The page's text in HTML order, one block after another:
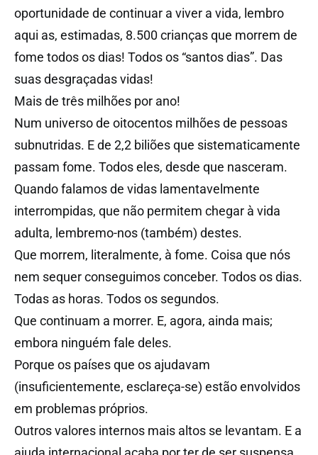
oportunidade de continuar a viver a vida, lembro
aqui as, estimadas, 8.500 crianças que morrem de
fome todos os dias! Todos os “santos dias”. Das
suas desgraçadas vidas!
Mais de três milhões por ano!
Num universo de oitocentos milhões de pessoas
subnutridas. E de 2,2 biliões que sistematicamente
passam fome. Todos eles, desde que nasceram.
Quando falamos de vidas lamentavelmente
interrompidas, que não permitem chegar à vida
adulta, lembremo-nos (também) destes.
Que morrem, literalmente, à fome. Coisa que nós
nem sequer conseguimos conceber. Todos os dias.
Todas as horas. Todos os segundos.
Que continuam a morrer. E, agora, ainda mais;
embora ninguém fale deles.
Porque os países que os ajudavam
(insuficientemente, esclareça-se) estão envolvidos
em problemas próprios.
Outros valores internos mais altos se levantam. E a